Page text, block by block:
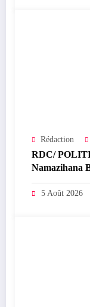
Rédaction
RDC/
Namazihana
suspension
l’économie
5 Août 2026